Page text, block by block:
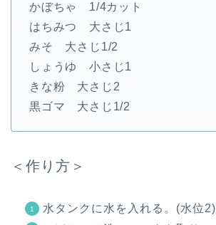
かぼちゃ 1/4カット
はちみつ 大さじ1
みそ 大さじ1/2
しょうゆ 小さじ1
きな粉 大さじ2
黒ゴマ 大さじ1/2
＜作り方＞
水タンクに水を入れる。(水位2)